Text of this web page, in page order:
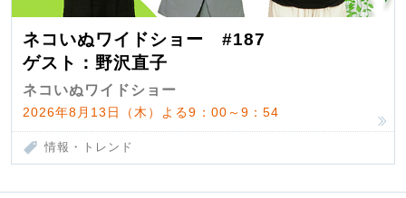
ネコいぬワイドショー #187
ゲスト：野沢直子
ネコいぬワイドショー
2026年8月13日（木）よる9：00～9：54
情報・トレンド